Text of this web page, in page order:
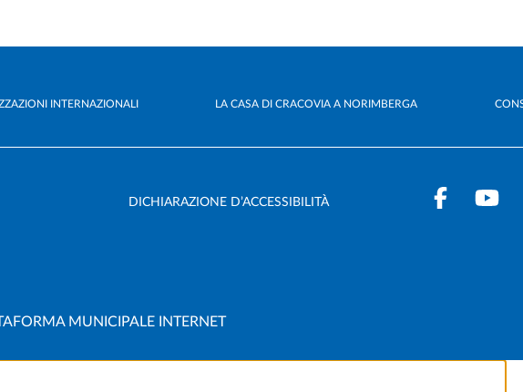
INTERNAZIONALI LA CASA DI CRACOVIA A NORIMBERGA
DICHIARAZIONE D’ACCESSIBILITÀ
MUNICIPALE INTERNET